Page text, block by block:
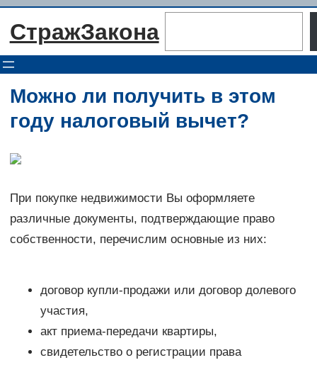
Перейти
СтражЗакона
Можно ли получить в этом
году налоговый вычет?
При покупке недвижимости Вы оформляете
различные документы, подтверждающие право
собственности, перечислим основные из них:
договор купли-продажи или договор долевого
участия,
акт приема-передачи квартиры,
свидетельство о регистрации права